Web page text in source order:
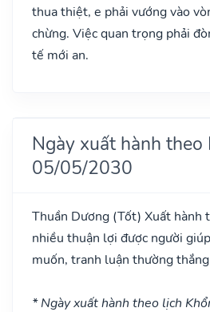
thua thiệt, e phải vướng vào
chừng. Việc quan trọng phải
tế mới an.
Ngày xuất hành theo
05/05/2030
Thuần Dương (Tốt) Xuất hành
nhiều thuận lợi được người
muốn, tranh luận thường
* Ngày xuất hành theo lịch